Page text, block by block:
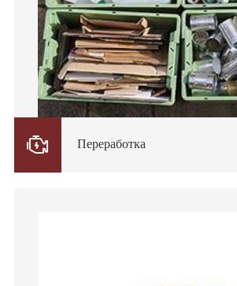
 Переработка